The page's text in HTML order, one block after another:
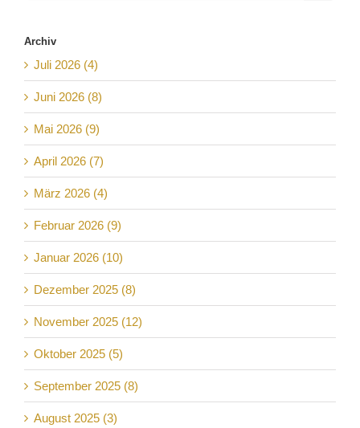
Archiv
Juli 2026 (4)
Juni 2026 (8)
Mai 2026 (9)
April 2026 (7)
März 2026 (4)
Februar 2026 (9)
Januar 2026 (10)
Dezember 2025 (8)
November 2025 (12)
Oktober 2025 (5)
September 2025 (8)
August 2025 (3)